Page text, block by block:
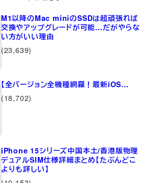
M1以降のMac miniのSSDは超頑張れば
交換やアップグレードが可能…だがやらな
い方がいい理由
(23,639)
【全バージョン全機種網羅！最新iOS…
(18,702)
iPhone 15シリーズ中国本土/香港版物理
デュアルSIM仕様詳細まとめ【たぶんどこ
よりも詳しい】